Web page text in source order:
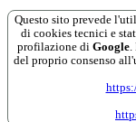
Questo sito prevede
di cookies tecnici e
profilazione di Google
del proprio consenso